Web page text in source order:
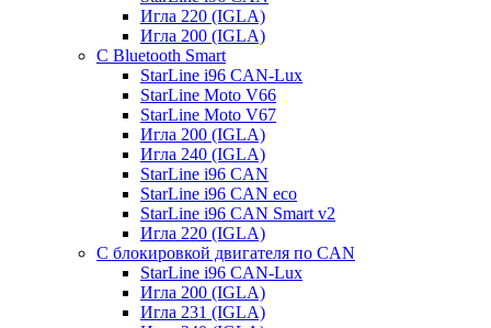
Игла 220 (IGLA)
Игла 200 (IGLA)
С Bluetooth Smart
StarLine i96 CAN-Lux
StarLine Moto V66
StarLine Moto V67
Игла 200 (IGLA)
Игла 240 (IGLA)
StarLine i96 CAN
StarLine i96 CAN eco
StarLine i96 CAN Smart v2
Игла 220 (IGLA)
С блокировкой двигателя по CAN
StarLine i96 CAN-Lux
Игла 200 (IGLA)
Игла 231 (IGLA)